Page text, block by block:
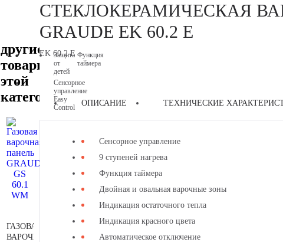
СТЕКЛОКЕРАМИЧЕСКАЯ
GRAUDE EK 60.2 E
EK 60.2 E
Защита
от
детей
Сенсорное
управление
Easy
Control
Функция
таймера
ОПИСАНИЕ ТЕХНИЧЕСКИЕ
Сенсорное управление
9 ступеней нагрева
Функция таймера
Двойная и овальная варочные зоны
Индикация остаточного тепла
Индикация красного цвета
Автоматическое отключение
другие
товары
этой
категории
ГАЗОВАЯ
ВАРОЧНАЯ